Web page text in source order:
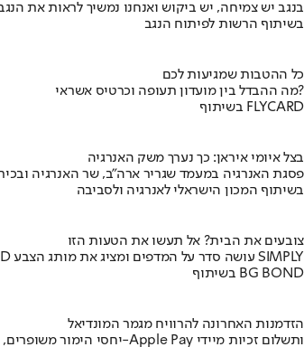
בנגב יש צמיחה, יש ביקוש ואנחנו נמשיך לראות את
בשיתוף הרשות לפיתוח הנגב
כל ההטבות שמגיעות לכם
מה ההבדל בין מועדון תעופה וכרטיס אשראי?
בשיתוף FLYCARD
בצל איומי איראן: כך נערך משק האנרגיה
פסגת האנרגיה במעמד שגריר ארה"ב, שר האנרגיה
בשיתוף המכון הישראלי לאנרגיה ולסביבה
צובעים את הבית? אל תעשו את הטעות הזו
מומחה BG BOND עושה סדר על המדפים ומציג את מותג הצבע SIMPLY
בשיתוף BG BOND
הזדמנות האחרונה להרוויח מגמר המונדיאל
יחסי הימור משופרים, הפקדות ב-Apple Pay ותשלום זכיות מיידי